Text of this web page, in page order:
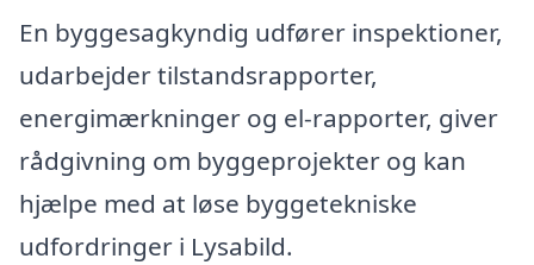
En byggesagkyndig udfører inspektioner,
udarbejder tilstandsrapporter,
energimærkninger og el-rapporter, giver
rådgivning om byggeprojekter og kan
hjælpe med at løse byggetekniske
udfordringer i Lysabild.